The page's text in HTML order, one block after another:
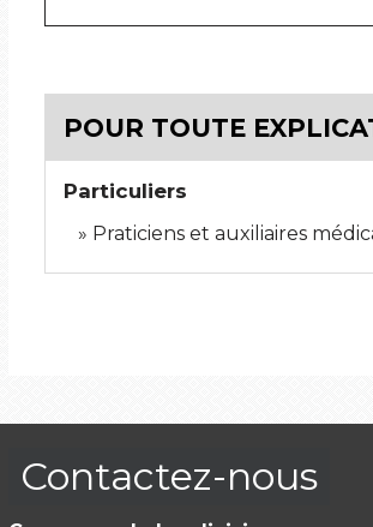
POUR TOUTE
Particuliers
Praticiens et auxiliaires
Contactez-nous